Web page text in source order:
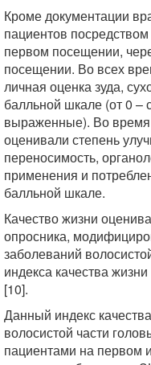
Кроме документации
пациентов
первом посещении,
посещении. Во всех
личная оценка зуда,
балльной шкале (от 0 –
выраженные). Во время
оценивали степень
переносимость,
применения и
балльной шкале.
Качество жизни
опросника,
заболеваний
индекса качества
[10].
Данный индекс
волосистой части
пациентами на первом